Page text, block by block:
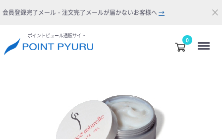
会員登録完了メール・注文完了メールが届かないお客様へ → ×
ポイントピュール通販サイト
0